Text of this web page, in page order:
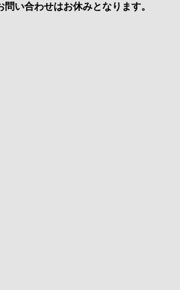
い合わせはお休みとなります。